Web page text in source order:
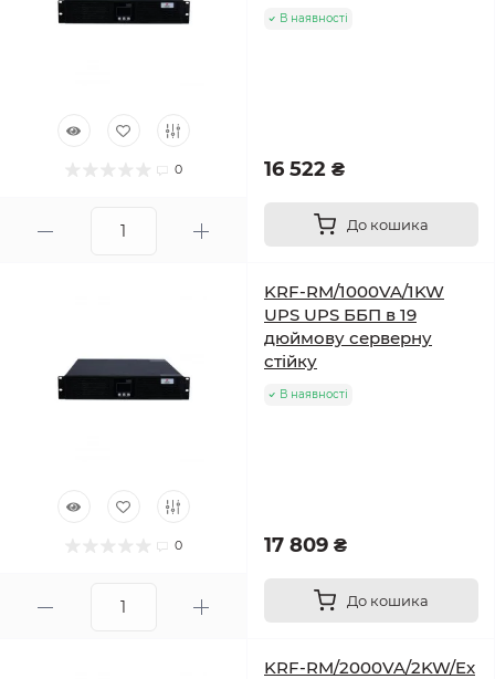
0
В наявності
16 522 ₴
До кошика
0
KRF-RM/1000VA/1KW
UPS UPS ББП в 19
дюймову серверну
стійку
В наявності
17 809 ₴
До кошика
KRF-RM/2000VA/2KW/Ex